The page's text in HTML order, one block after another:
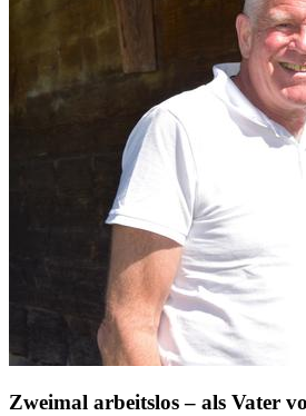
Zweimal arbeitslos – als Vater